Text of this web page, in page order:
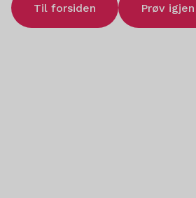
Til forsiden Prøv igjen